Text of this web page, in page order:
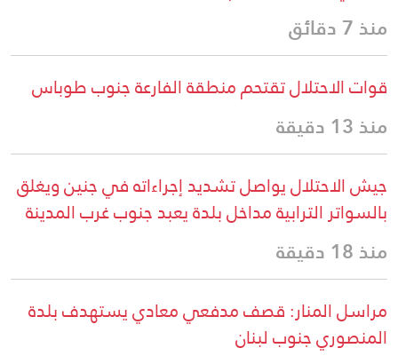
منذ 7 دقائق
قوات الاحتلال تقتحم منطقة الفارعة جنوب طوباس
منذ 13 دقيقة
جيش الاحتلال يواصل تشديد إجراءاته في جنين ويغلق
بالسواتر الترابية مداخل بلدة يعبد جنوب غرب المدينة
منذ 18 دقيقة
مراسل المنار: قصف مدفعي معادي يستهدف بلدة
المنصوري جنوب لبنان